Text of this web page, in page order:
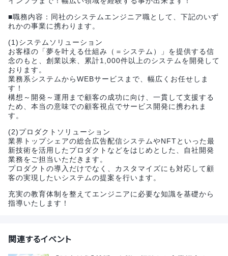
■職務内容：同社のシステムエンジニア職として、下記のいず
れかの事業に携わります。
(1)システムソリューション
お客様の「夢を叶える仕組み（＝システム）」を提供する信
念のもと、創業以来、累計1,000件以上のシステムを開発して
おります。
業務系システムからWEBサービスまで、幅広くお任せしま
す！
構想～開発～運用まで顧客の成功に向け、一貫して支援する
ため、本当の意味での顧客視点でサービス開発に携われま
す。
(2)プロダクトソリューション
業界トップシェアの総合広告配信システムやNFTといった最
新技術を活用したプロダクトなどをはじめとした、自社開発
業務をご担当いただきます。
プロダクトの導入だけでなく、カスタマイズにも対応して顧
客の実現したいシステムの提案を行います。
充実の教育体制を整えてエンジニアに必要な知識を基礎から
指導いたします！
関連するイベント